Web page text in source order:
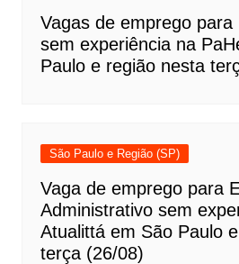
Vagas de emprego
sem experiência na
Paulo e região nesta
São Paulo e Região (SP)
Vaga de emprego para
Administrativo sem
Atualittá em São Paulo
terça (26/08)